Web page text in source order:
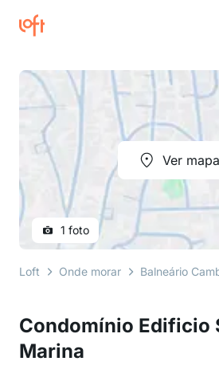
Condomínio Edificio
Marina
Ver mapa
1 foto
Loft Onde morar Balneário